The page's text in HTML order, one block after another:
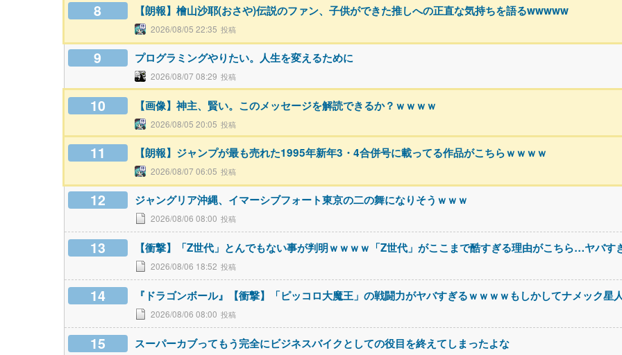
8 【朗報】檜山沙耶(おさや)伝説のファン、子供ができた推しへの正直な気持ちを語るwwwww
2026/08/05 22:35
9 プログラミングやりたい。人生を変えるために
2026/08/07 08:29
10 【画像】神主、賢い。このメッセージを解読できるか？ｗｗｗｗ
2026/08/05 20:05
11 【朗報】ジャンプが最も売れた1995年新年3・4合併号に載ってる作品がこちらｗｗｗｗ
2026/08/07 06:05
12 ジャングリア沖縄、イマーシブフォート東京の二の舞になりそうｗｗｗ
2026/08/06 08:00
13 【衝撃】「Z世代」とんでもない事が判明ｗｗｗｗ「Z世代」がここまで酷すぎる理由がこちら…ヤバ
2026/08/06 18:52
14 『ドラゴンボール』【衝撃】「ピッコロ大魔王」の戦闘力がヤバすぎるｗｗｗｗもしかしてナメック星
2026/08/06 08:00
15 スーパーカブってもう完全にビジネスバイクとしての役目を終えてしまったよな